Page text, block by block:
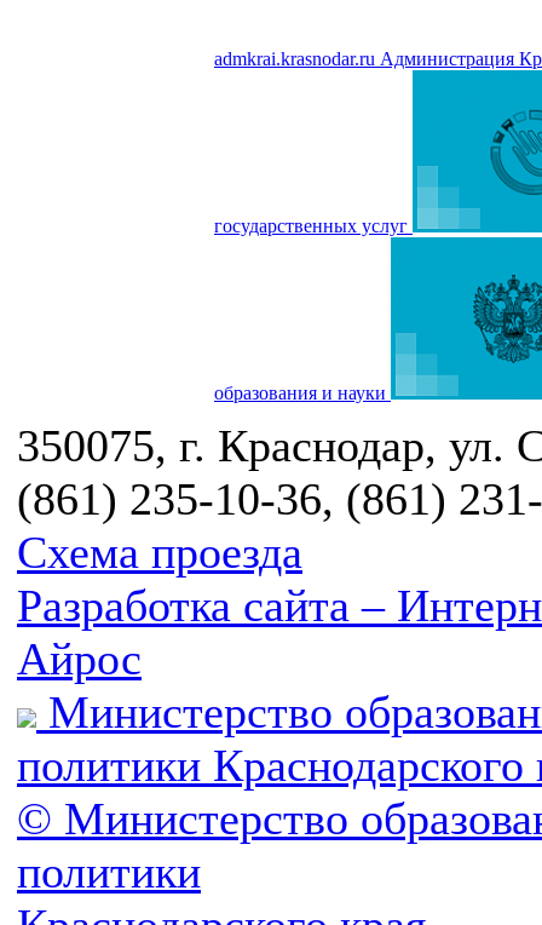
admkrai.krasnodar.ru Администрация
государственных услуг
образования и науки
350075, г. Краснодар, ул.
(861) 235-10-36, (861)
Схема проезда
Разработка сайта –
Айрос
Министерство
политики Краснодарского
© Министерство
политики